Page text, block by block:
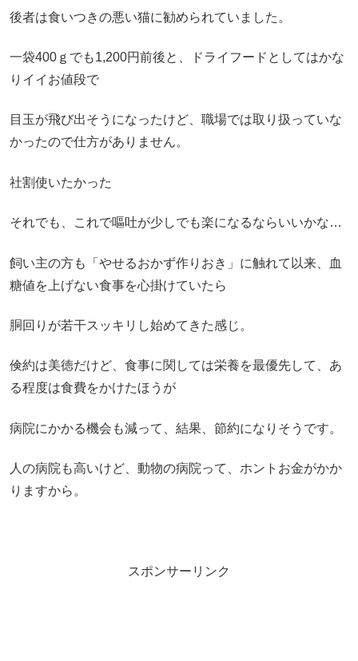
後者は食いつきの悪い猫に勧められていました。
一袋400ｇでも1,200円前後と、ドライフードとしてはかな
りイイお値段で
目玉が飛び出そうになったけど、職場では取り扱っていな
かったので仕方がありません。
社割使いたかった
それでも、これで嘔吐が少しでも楽になるならいいかな…
飼い主の方も「やせるおかず作りおき」に触れて以来、血
糖値を上げない食事を心掛けていたら
胴回りが若干スッキリし始めてきた感じ。
倹約は美徳だけど、食事に関しては栄養を最優先して、あ
る程度は食費をかけたほうが
病院にかかる機会も減って、結果、節約になりそうです。
人の病院も高いけど、動物の病院って、ホントお金がかか
りますから。
スポンサーリンク